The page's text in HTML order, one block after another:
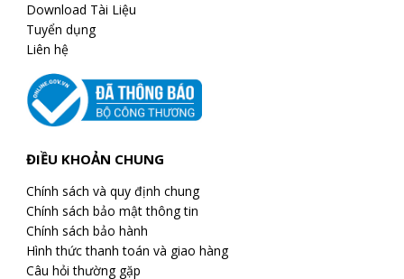
Download Tài Liệu
Tuyển dụng
Liên hệ
ĐIỀU KHOẢN CHUNG
Chính sách và quy định chung
Chính sách bảo mật thông tin
Chính sách bảo hành
Hình thức thanh toán và giao hàng
Câu hỏi thường gặp